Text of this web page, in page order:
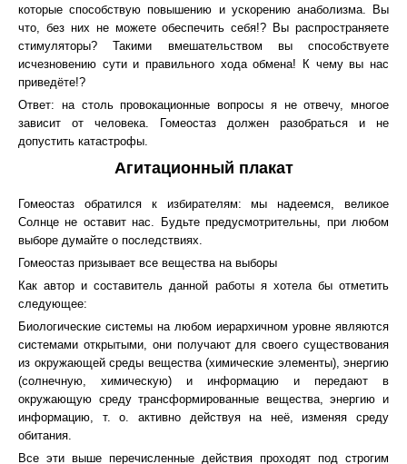
которые способствую повышению и ускорению анаболизма. Вы
что, без них не можете обеспечить себя!? Вы распространяете
стимуляторы? Такими вмешательством вы способствуете
исчезновению сути и правильного хода обмена! К чему вы нас
приведёте!?
Ответ: на столь провокационные вопросы я не отвечу, многое
зависит от человека. Гомеостаз должен разобраться и не
допустить катастрофы.
Агитационный плакат
Гомеостаз обратился к избирателям: мы надеемся, великое
Солнце не оставит нас. Будьте предусмотрительны, при любом
выборе думайте о последствиях.
Гомеостаз призывает все вещества на выборы
Как автор и составитель данной работы я хотела бы отметить
следующее:
Биологические системы на любом иерархичном уровне являются
системами открытыми, они получают для своего существования
из окружающей среды вещества (химические элементы), энергию
(солнечную, химическую) и информацию и передают в
окружающую среду трансформированные вещества, энергию и
информацию, т. о. активно действуя на неё, изменяя среду
обитания.
Все эти выше перечисленные действия проходят под строгим